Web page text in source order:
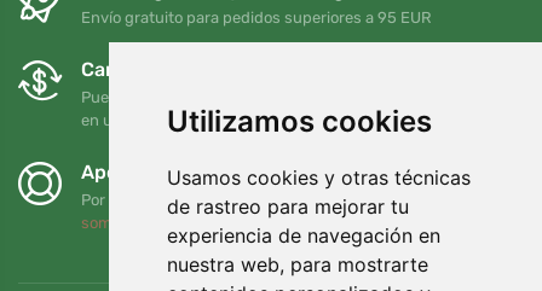
Utilizamos cookies
Usamos cookies y otras técnicas
de rastreo para mejorar tu
experiencia de navegación en
nuestra web, para mostrarte
Envío gratuito para pedidos superiores a 95 EUR
Cambios y devoluciones gratuitos
Puede devolver o cambiar su pedido en cualquier momento
en un plazo de 90 días
Apoyamos a Trees.org
Por cada pedido plantamos un árbol. Leer más
somos